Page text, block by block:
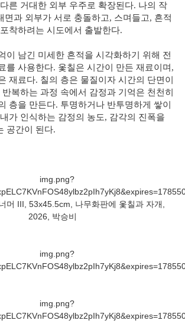
른 거대한 외부 우주로 확장된다. 나의 작
면과 외부가 서로 충돌하고, 스며들고, 흔적
착하려는 시도에서 출발한다.
이 남긴 미세한 흔적을 시각화하기 위해 전
를 사용한다. 옻칠은 시간이 만든 재료이며,
재료다. 칠의 층은 물질이자 시간의 단면이
복하는 과정 속에서 감정과 기억은 천천히
층을 만든다. 투명하거나 반투명하게 쌓이
가 인식하는 감정의 농도, 감각의 진폭을
공간이 된다.
머 III, 53x45.5cm, 나무화판에 옻칠과 자개,
2026, 박승비